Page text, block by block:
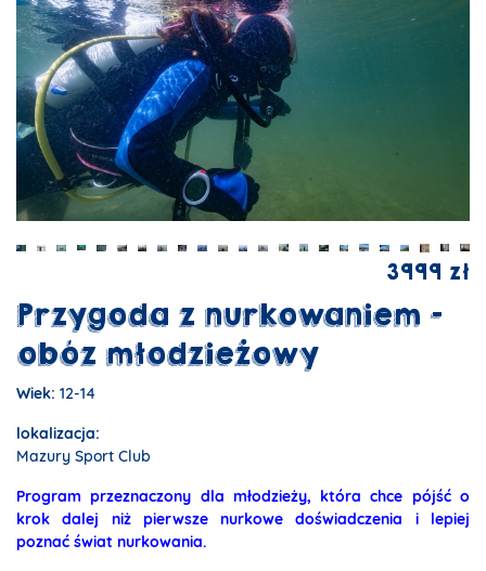
3999 zł
Przygoda z nurkowaniem -
obóz młodzieżowy
Wiek: 12-14
lokalizacja:
Mazury Sport Club
Program przeznaczony dla młodzieży, która chce pójść o
krok dalej niż pierwsze nurkowe doświadczenia i lepiej
poznać świat nurkowania.